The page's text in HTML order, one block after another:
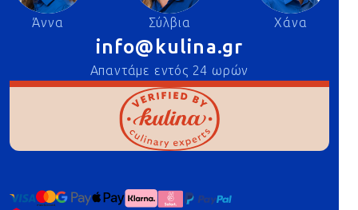
Άννα Σύλβια Χάνα
info@kulina.gr
Απαντάμε εντός 24 ωρών